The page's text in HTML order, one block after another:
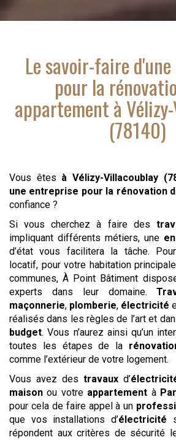
Le savoir-faire d'
pour la
appartementà
(78140)
Vous êtes à Vélizy-Villacoublay
une entreprise pour la rénovation
confiance ?
Si vous cherchez à faire des
impliquant différents métiers, une
d’état vous facilitera la tâche.
locatif, pour votre habitation
communes, À Point Bâtiment
experts dans leur domaine.
maçonnerie, plomberie, électricité
réalisés dans les règles de l’art et
budget. Vous n’aurez ainsi qu’un
toutes les étapes de la
comme l’extérieur de votre logement.
Vous avez des travauxd’
maison ou votre appartement à
pour cela de faire appel à un
que vos installations d’électricité
répondent aux critères de sécurité